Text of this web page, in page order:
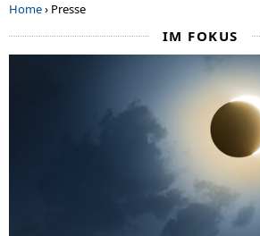
Home› Presse
IM FOKUS